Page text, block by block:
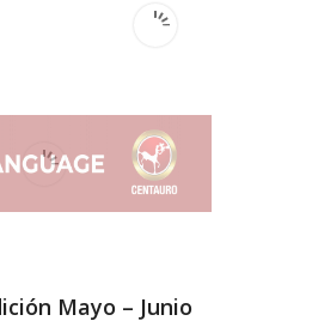
Mayo – Junio